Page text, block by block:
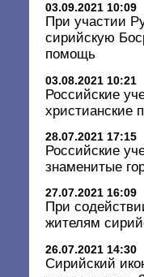
03.09.2021 10:09
При участии
сирийскую
помощь
03.08.2021 10:21
Российские
христианские
28.07.2021 17:15
Российские
знаменитые
27.07.2021 16:09
При
жителям
26.07.2021 14:30
Сирийский